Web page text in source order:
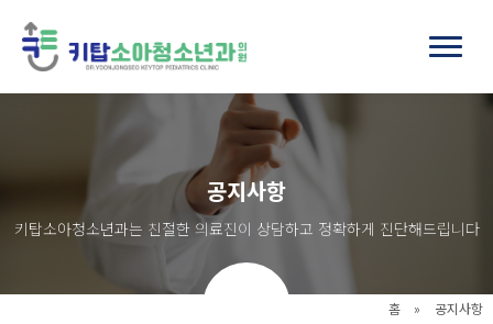
공지사항
키탑소아청소년과는 친절한 의료진이 상담하고 정확하게 진단해드립니다
홈 » 공지사항